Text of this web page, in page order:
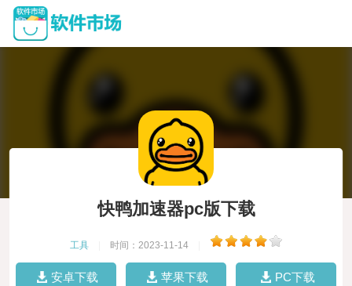
快鸭加速器pc版下载
工具 时间：2023-11-14
安卓下载 苹果下载 PC下载